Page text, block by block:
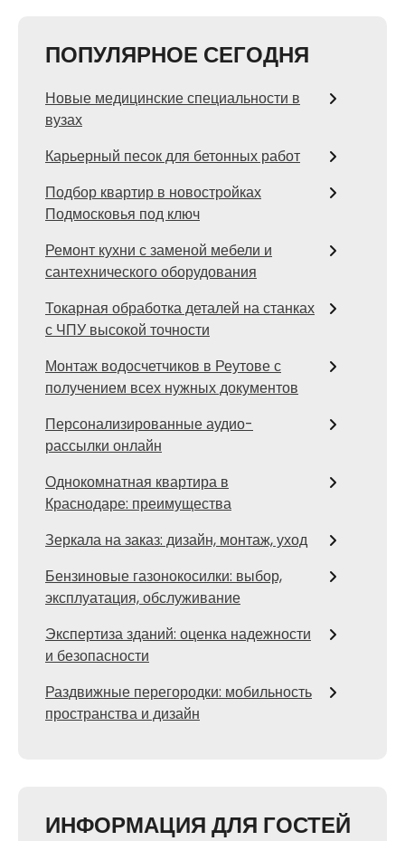
ПОПУЛЯРНОЕ СЕГОДНЯ
Новые медицинские специальности в
вузах
Карьерный песок для бетонных работ
Подбор квартир в новостройках
Подмосковья под ключ
Ремонт кухни с заменой мебели и
сантехнического оборудования
Токарная обработка деталей на станках
с ЧПУ высокой точности
Монтаж водосчетчиков в Реутове с
получением всех нужных документов
Персонализированные аудио-
рассылки онлайн
Однокомнатная квартира в
Краснодаре: преимущества
Зеркала на заказ: дизайн, монтаж, уход
Бензиновые газонокосилки: выбор,
эксплуатация, обслуживание
Экспертиза зданий: оценка надежности
и безопасности
Раздвижные перегородки: мобильность
пространства и дизайн
ИНФОРМАЦИЯ ДЛЯ ГОСТЕЙ